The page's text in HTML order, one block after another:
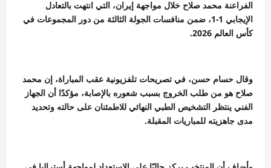
الفراعنة محمد صلاح خلال مواجهة إيران، التي انتهت بالتعادل
الإيجابي 1-1، ضمن منافسات الجولة الثالثة من دور المجموعات في
كأس العالم 2026.
وقال حسام حسن، في تصريحات تلفزيونية عقب المباراة، إن محمد
صلاح هو من طلب الخروج بسبب شعوره بالإصابة، مؤكدًا أن الجهاز
الفني ينتظر التشخيص الطبي النهائي للاطمئنان على حالته وتحديد
مدى جاهزيته للمباريات المقبلة.